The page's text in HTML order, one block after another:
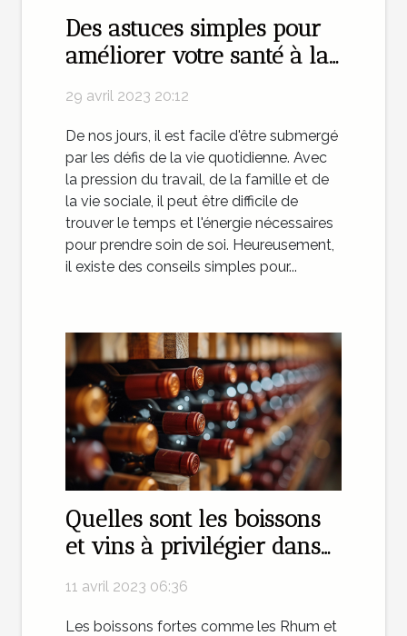
Des astuces simples pour
améliorer votre santé à la
maison
29 avril 2023 20:12
De nos jours, il est facile d'être submergé
par les défis de la vie quotidienne. Avec
la pression du travail, de la famille et de
la vie sociale, il peut être difficile de
trouver le temps et l'énergie nécessaires
pour prendre soin de soi. Heureusement,
il existe des conseils simples pour...
Quelles sont les boissons
et vins à privilégier dans
11 avril 2023 06:36
Les boissons fortes comme les Rhum et